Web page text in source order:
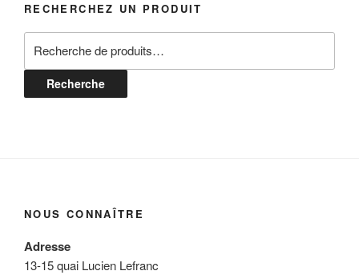
RECHERCHEZ UN PRODUIT
pour :
Recherche
NOUS CONNAÎTRE
Adresse
13-15 quai Lucien Lefranc